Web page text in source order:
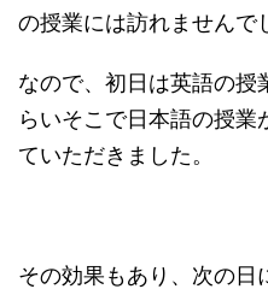
の授業には訪れませんで
なので、初日は英語の授
らいそこで日本語の授
ていただきました。
その効果もあり、次の日